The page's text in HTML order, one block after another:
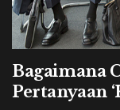
Bagaimana
Pertanyaan